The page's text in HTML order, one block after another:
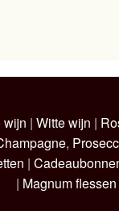
wijn | Witte wijn |
,
|
| Magnum flessen